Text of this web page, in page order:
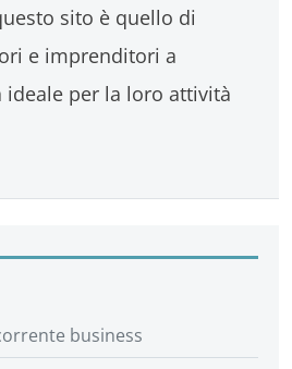
sito è quello di
e imprenditori a
ideale per la loro attività
business